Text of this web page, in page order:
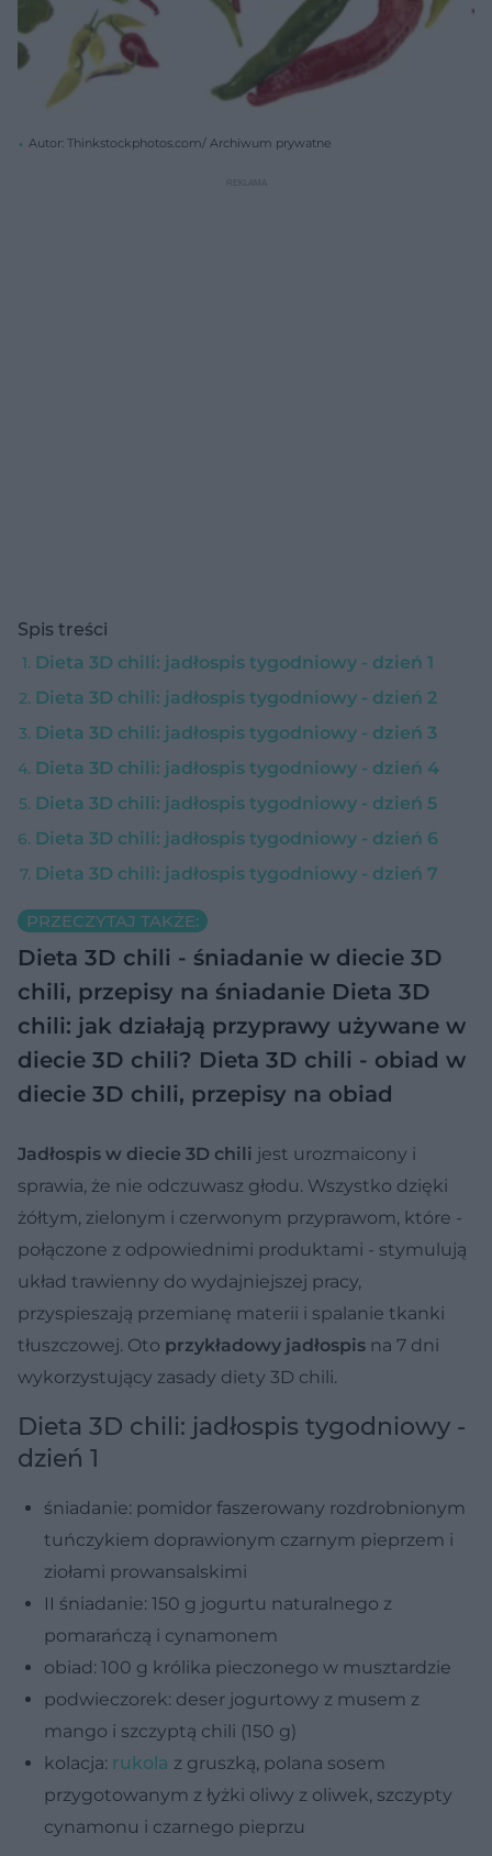
Autor: Thinkstockphotos.com/ Archiwum prywatne
Spis treści
Dieta 3D chili: jadłospis tygodniowy - dzień 1
Dieta 3D chili: jadłospis tygodniowy - dzień 2
Dieta 3D chili: jadłospis tygodniowy - dzień 3
Dieta 3D chili: jadłospis tygodniowy - dzień 4
Dieta 3D chili: jadłospis tygodniowy - dzień 5
Dieta 3D chili: jadłospis tygodniowy - dzień 6
Dieta 3D chili: jadłospis tygodniowy - dzień 7
PRZECZYTAJ TAKŻE:
Dieta 3D chili - śniadanie w diecie 3D
chili, przepisy na śniadanie Dieta 3D
chili: jak działają przyprawy używane w
diecie 3D chili? Dieta 3D chili - obiad w
diecie 3D chili, przepisy na obiad
Jadłospis w diecie 3D chili jest urozmaicony i
sprawia, że nie odczuwasz głodu. Wszystko dzięki
żółtym, zielonym i czerwonym przyprawom, które -
połączone z odpowiednimi produktami - stymulują
układ trawienny do wydajniejszej pracy,
przyspieszają przemianę materii i spalanie tkanki
tłuszczowej. Oto przykładowy jadłospis na 7 dni
wykorzystujący zasady diety 3D chili.
Dieta 3D chili: jadłospis tygodniowy -
dzień 1
śniadanie: pomidor faszerowany rozdrobnionym
tuńczykiem doprawionym czarnym pieprzem i
ziołami prowansalskimi
II śniadanie: 150 g jogurtu naturalnego z
pomarańczą i cynamonem
obiad: 100 g królika pieczonego w musztardzie
podwieczorek: deser jogurtowy z musem z
mango i szczyptą chili (150 g)
kolacja: rukola z gruszką, polana sosem
przygotowanym z łyżki oliwy z oliwek, szczypty
cynamonu i czarnego pieprzu